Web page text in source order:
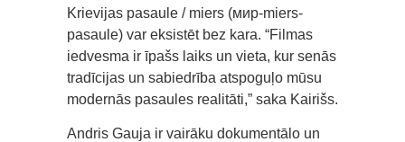
Krievijas pasaule / miers (мир-miers-
pasaule) var eksistēt bez kara. “Filmas
iedvesma ir īpašs laiks un vieta, kur senās
tradīcijas un sabiedrība atspoguļo mūsu
modernās pasaules realitāti,” saka Kairišs.
Andris Gauja ir vairāku dokumentālo un